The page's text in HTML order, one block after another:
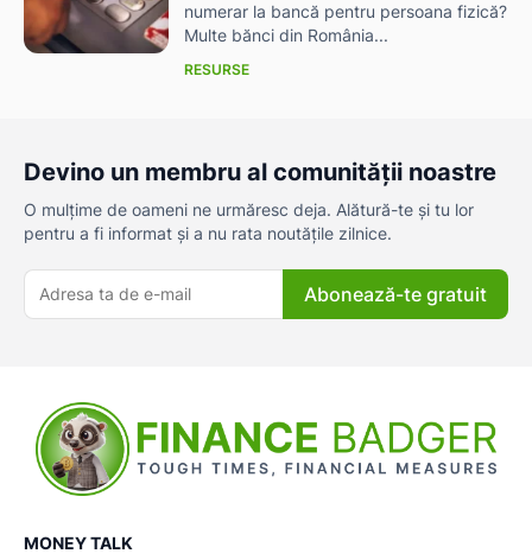
numerar la bancă pentru persoana fizică?
Multe bănci din România...
RESURSE
Devino un membru al comunității noastre
O mulțime de oameni ne urmăresc deja. Alătură-te și tu lor
pentru a fi informat și a nu rata noutățile zilnice.
Abonează-te gratuit
MONEY TALK